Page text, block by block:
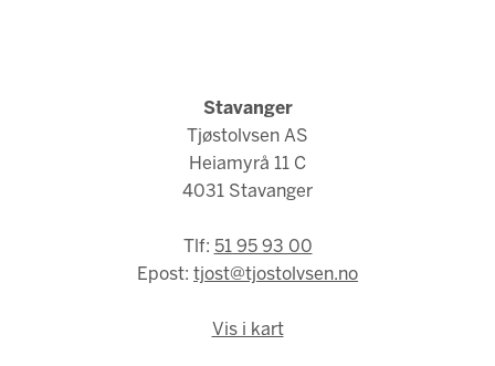
Stavanger
Tjøstolvsen AS
Heiamyrå 11 C
4031 Stavanger
Tlf: 51 95 93 00
Epost: tjost@tjostolvsen.no
Vis i kart